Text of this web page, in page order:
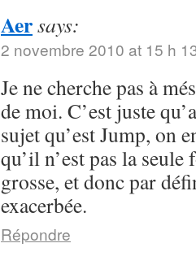
Aersays:
2 novembre 2010 at 15 h
Je ne cherche pas à
de moi. C’est juste
sujet qu’est Jump, on
qu’il n’est pas la
grosse, et donc par
exacerbée.
Répondre